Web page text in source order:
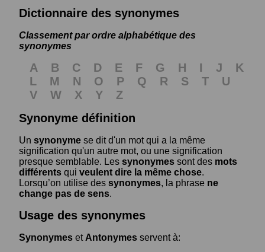
Dictionnaire des synonymes
Classement par ordre alphabétique des
synonymes
A B C D E F G H I J
K
L
M N O P Q R S T
U
V
W X Y
Z
Synonyme définition
Un synonyme se dit d'un mot qui a la même
signification qu'un autre mot, ou une signification
presque semblable. Les synonymes sont des mots
différents qui veulent dire la même chose.
Lorsqu’on utilise des synonymes, la phrase ne
change pas de sens.
Usage des synonymes
Synonymes et Antonymes servent à: